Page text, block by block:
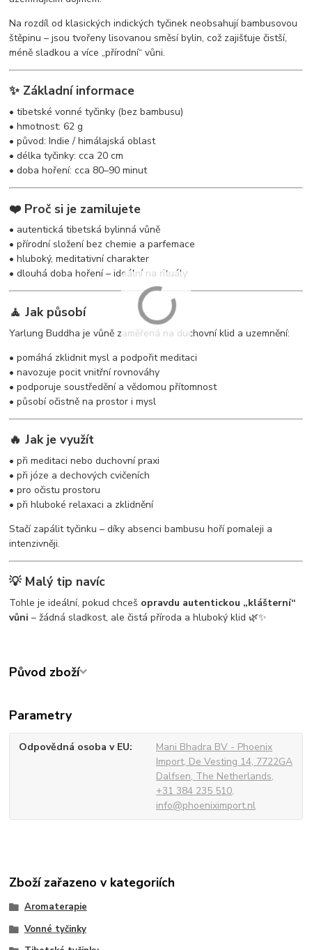
Na rozdíl od klasických indických tyčinek neobsahují bambusovou
štěpinu – jsou tvořeny lisovanou směsí bylin, což zajišťuje čistší,
méně sladkou a více „přírodní“ vůni.
✨ Základní informace
• tibetské vonné tyčinky (bez bambusu)
• hmotnost: 62 g
• původ: Indie / himálajská oblast
• délka tyčinky: cca 20 cm
• doba hoření: cca 80–90 minut
❤️ Proč si je zamilujete
• autentická tibetská bylinná vůně
• přírodní složení bez chemie a parfemace
• hluboký, meditativní charakter
• dlouhá doba hoření – ideální na rituály
🧘 Jak působí
Yarlung Buddha je vůně zaměřená na duchovní klid a uzemnění:
• pomáhá zklidnit mysl a podpořit meditaci
• navozuje pocit vnitřní rovnováhy
• podporuje soustředění a vědomou přítomnost
• působí očistně na prostor i mysl
🔥 Jak je využít
• při meditaci nebo duchovní praxi
• při józe a dechových cvičeních
• pro očistu prostoru
• při hluboké relaxaci a zklidnění
Stačí zapálit tyčinku – díky absenci bambusu hoří pomaleji a
intenzivněji.
💡 Malý tip navíc
Tohle je ideální, pokud chceš opravdu autentickou „klášterní“
vůni – žádná sladkost, ale čistá příroda a hluboký klid 🌿✨
Původ zboží
Parametry
Odpovědná osoba v EU
Mani Bhadra BV - Phoenix
Import, De Vesting 14, 7722GA
Dalfsen, The Netherlands,
+31 384 235 510,
info@phoeniximport.nl
Zboží zařazeno v kategoriích
Aromaterapie
Vonné tyčinky